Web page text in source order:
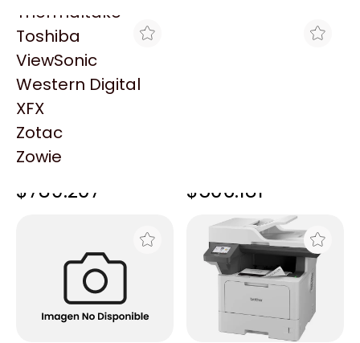
Thermaltake
Toshiba
ViewSonic
Western Digital
XFX
Zotac
Zowie
MFL BROTHER DCP-
$789.207 $506.181